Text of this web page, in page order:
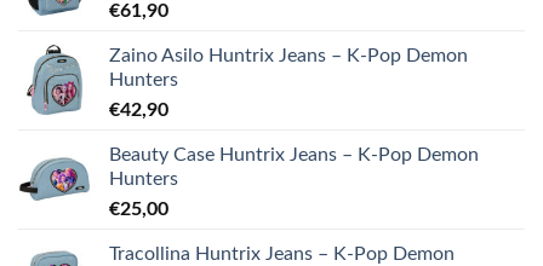
€61,90
Zaino Asilo Huntrix Jeans – K-Pop Demon
Hunters
€42,90
Beauty Case Huntrix Jeans – K-Pop Demon
Hunters
€25,00
Tracollina Huntrix Jeans – K-Pop Demon